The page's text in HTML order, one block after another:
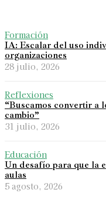
Formación
IA: Escalar del uso
organizaciones
28 julio, 2026
Reflexiones
“Buscamos convertir a
cambio”
31 julio, 2026
Educación
Un desafío para que la
aulas
5 agosto, 2026